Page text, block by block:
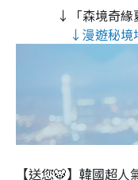
↓「森境奇緣
↓漫遊秘境
【送您🐯】韓國超